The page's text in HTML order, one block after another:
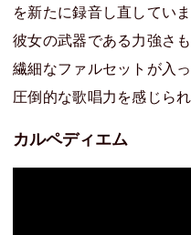
を新たに録音し直していま
彼女の武器である力強さ
繊細なファルセットが入
圧倒的な歌唱力を感じられ
カルペディエム